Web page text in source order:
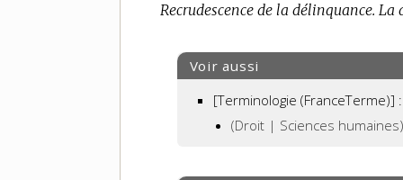
Recrudescence de la délinquance. La
Voir aussi
[Terminologie (FranceTerme)] :
(Droit | Sciences